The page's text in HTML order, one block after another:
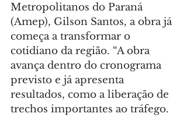
Metropolitanos do Paraná
(Amep), Gilson Santos, a obra já
começa a transformar o
cotidiano da região. “A obra
avança dentro do cronograma
previsto e já apresenta
resultados, como a liberação de
trechos importantes ao tráfego.